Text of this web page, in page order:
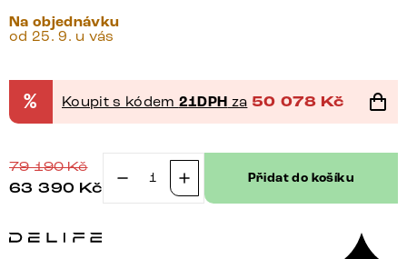
Na objednávku
od 25. 9. u vás
% Koupit s kódem 21DPH za 50 078 Kč
79 190Kč
63 390 Kč
Přidat do košíku